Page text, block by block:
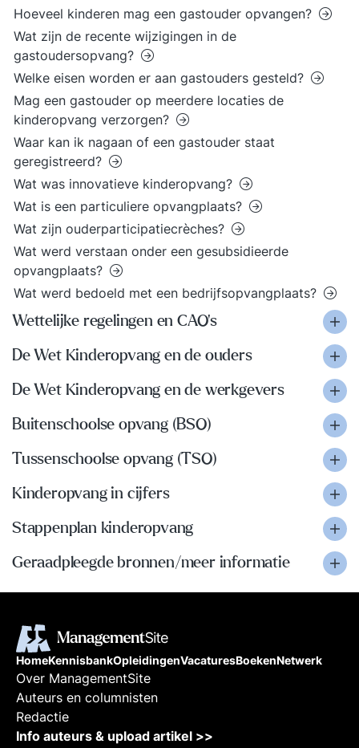
Hoeveel kinderen mag een gastouder opvangen?
Wat zijn de recente wijzigingen in de
gastoudersopvang?
Welke eisen worden er aan gastouders gesteld?
Mag een gastouder op meerdere locaties de
kinderopvang verzorgen?
Waar kan ik nagaan of een gastouder staat
geregistreerd?
Wat was innovatieve kinderopvang?
Wat is een particuliere opvangplaats?
Wat zijn ouderparticipatiecrèches?
Wat werd verstaan onder een gesubsidieerde
opvangplaats?
Wat werd bedoeld met een bedrijfsopvangplaats?
Wettelijke regelingen en CAO’s
De Wet Kinderopvang en de ouders
De Wet Kinderopvang en de werkgevers
Buitenschoolse opvang (BSO)
Tussenschoolse opvang (TSO)
Kinderopvang in cijfers
Stappenplan kinderopvang
Geraadpleegde bronnen/meer informatie
HomeKennisbankOpleidingenVacaturesBoekenNetwerk
Over ManagementSite
Auteurs en columnisten
Redactie
Info auteurs & upload artikel >>